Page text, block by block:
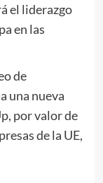
el liderazgo
en las
de
una nueva
por valor de
de la UE,